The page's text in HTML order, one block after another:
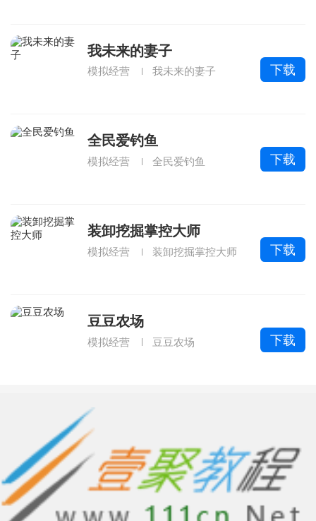
我未来的妻子
模拟经营 我未来的妻子 下载
全民爱钓鱼
模拟经营 全民爱钓鱼 下载
装卸挖掘掌控大师
模拟经营 装卸挖掘掌控大师 下载
豆豆农场
模拟经营 豆豆农场 下载